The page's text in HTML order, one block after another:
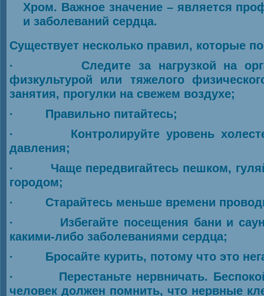
Хром. Важное значение – является
и заболеваний сердца.
Существует несколько правил, которые
· Следите за нагрузкой на
физкультурой или тяжелого
занятия, прогулки на свежем воздухе;
· Правильно питайтесь;
· Контролируйте уровень
давления;
· Чаще передвигайтесь пешком,
городом;
· Старайтесь меньше времени
· Избегайте посещения бани и
какими-либо заболеваниями сердца;
· Бросайте курить, потому что это
· Перестаньте нервничать.
человек должен помнить, что нервные